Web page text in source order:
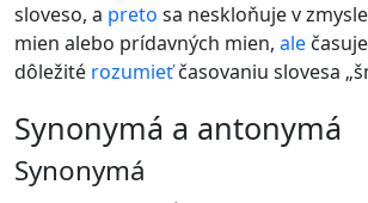
sloveso, a preto sa neskloňuje v
mien alebo prídavných mien, ale
dôležité rozumieťčasovaniu slovesa
synonymá a antonymá
Synonymá